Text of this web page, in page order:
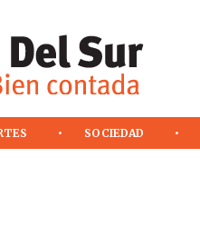
SOCIEDAD